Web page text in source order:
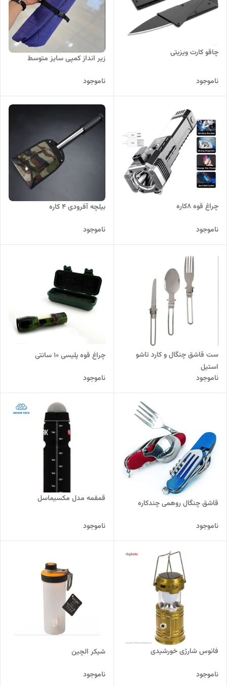
چاقو کارت ویزیتی
ناموجود
زیر انداز کمپی سایز متوسط
ناموجود
چراغ قوه 8کاره
ناموجود
بیلچه آفرودی 4 کاره
ناموجود
ست قاشق چنگال و کارد تاشو
استیل
ناموجود
چراغ قوه پلیسی 10 سانتی
ناموجود
قاشق چنگال روهمی چندکاره
ناموجود
قمقمه مدل مکسیماسل
ناموجود
فانوس شارژی خورشیدی
ناموجود
شیکر الچین
ناموجود